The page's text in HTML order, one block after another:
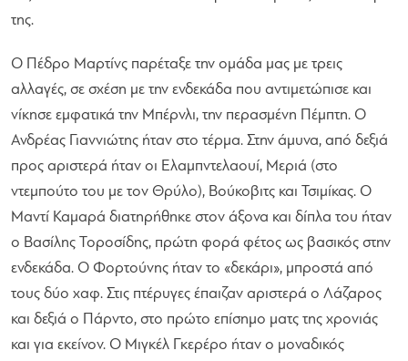
της.
Ο Πέδρο Μαρτίνς παρέταξε την ομάδα μας με τρεις
αλλαγές, σε σχέση με την ενδεκάδα που αντιμετώπισε και
νίκησε εμφατικά την Μπέρνλι, την περασμένη Πέμπτη. Ο
Ανδρέας Γιαννιώτης ήταν στο τέρμα. Στην άμυνα, από δεξιά
προς αριστερά ήταν οι Ελαμπντελαουί, Μεριά (στο
ντεμπούτο του με τον Θρύλο), Βούκοβιτς και Τσιμίκας. Ο
Μαντί Καμαρά διατηρήθηκε στον άξονα και δίπλα του ήταν
ο Βασίλης Τοροσίδης, πρώτη φορά φέτος ως βασικός στην
ενδεκάδα. Ο Φορτούνης ήταν το «δεκάρι», μπροστά από
τους δύο χαφ. Στις πτέρυγες έπαιζαν αριστερά ο Λάζαρος
και δεξιά ο Πάρντο, στο πρώτο επίσημο ματς της χρονιάς
και για εκείνον. Ο Μιγκέλ Γκερέρο ήταν ο μοναδικός